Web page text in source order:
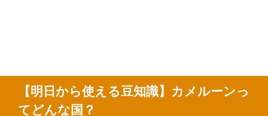
【明日から使える豆知識】カメルーンっ
てどんな国？